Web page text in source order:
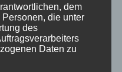
FarbDesign
von der
Rückschnitt loser
mit
bis hin zur
dem
die unter
des
Daten zu